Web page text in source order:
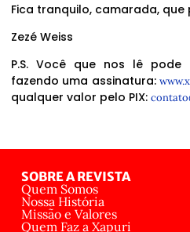
Fica tranquilo, camarada,
Zezé Weiss
P.S. Você que nos lê pode
fazendo uma assinatura:
qualquer valor pelo PIX:
SOBRE A REVISTA
Quem Somos
Nossa História
Missão e Valores
Quem Faz a Xapuri